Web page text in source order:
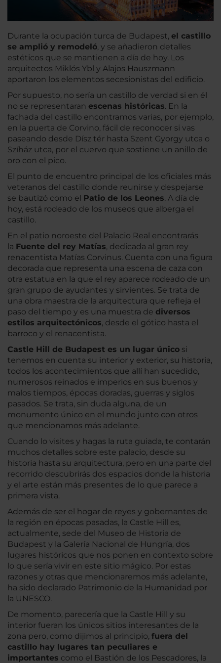
Durante la ocupación turca de Budapest, el castillo
se amplió y remodeló, y se añadieron detalles
estéticos que se mantienen a día de hoy. Los
arquitectos Miklós Ybl y Alajos Hauszmann
aportaron los elementos secesionistas del edificio.
Por supuesto, no sería un castillo de verdad si en él
no se representaran escenas históricas. En la
fachada del castillo encontramos varias, por ejemplo,
en la puerta de Corvino, fácil de reconocer si vas
paseando desde Dísz tér hasta Szent Gyorgy utca o
Szíház utca, por el cuervo que sostiene un anillo de
oro con el pico.
El punto de encuentro principal de los oficiales más
veteranos del castillo donde reunirse y despejarse
se bautizó como el Patio de los Leones. A día de
hoy, está rodeado de los museos que alberga el
castillo.
En el patio noroeste del Palacio Real encontrarás
la Fuente del rey Matías, dedicada al gran rey
renacentista Matías Corvinus. Cuenta con una figura
decorada que representa una escena de caza con
otra estatua en la que el rey aparece rodeado de un
gran grupo de ayudantes y sirvientes. Se trata de
una obra maestra de la arquitectura que refleja el
paso del tiempo y es una muestra de diversos
estilos arquitectónicos, desde el gótico hasta el
barroco y el renacentista.
Castle Hill de Budapest es un lugar único si
tenemos en cuenta su interior y exterior, su historia,
todos los acontecimientos que allí han sucedido,
numerosos reinados e imperios en sus buenos y
malos tiempos, épocas doradas, guerras y siglos
pasados. Se trata, sin duda alguna, de un
monumento único en el mundo junto con otros
que mencionamos más adelante.
Cuando lo visites y hagas la ruta guiada, te contarán
muchos detalles sobre este palacio, desde su
historia hasta su arquitectura, pero en una parte del
recorrido descubrirás dos espacios donde la historia
y el arte están más presentes de lo que parece a
primera vista.
Además de ser el hogar de reyes y gobernantes de
la región en épocas pasadas, la Castle Hill es,
actualmente, sede del Museo de Historia de
Budapest y la Galería Nacional de Hungría, dos
lugares históricos que nos ponen en contexto sobre
lo que sería vivir en este sitio mágico. Por estas
razones y otras que mencionaremos más adelante,
ha sido declarado Patrimonio de la Humanidad por
la UNESCO.
De momento, parecería que la Castle Hill y su
interior fueran los únicos sitios interesantes de la
zona pero, como dijimos al principio, fuera del
castillo hay lugares tan peculiares e
importantes como el Bastión de los Pescadores, la